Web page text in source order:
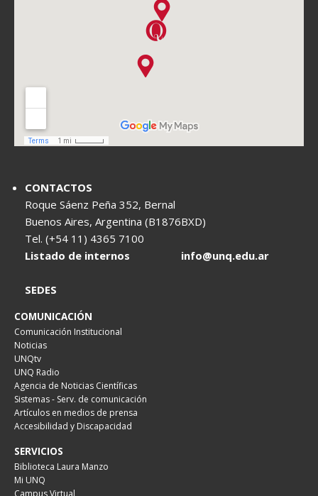
CONTACTOS
Roque Sáenz Peña 352, Bernal
Buenos Aires, Argentina (B1876BXD)
Tel. (+54 11) 4365 7100
Listado de internos
info@unq.edu.ar
SEDES
COMUNICACIÓN
Comunicación Institucional
Noticias
UNQtv
UNQ Radio
Agencia de Noticias Científicas
Sistemas - Serv. de comunicación
Artículos en medios de prensa
Accesibilidad y Discapacidad
SERVICIOS
Biblioteca Laura Manzo
Mi UNQ
Campus Virtual